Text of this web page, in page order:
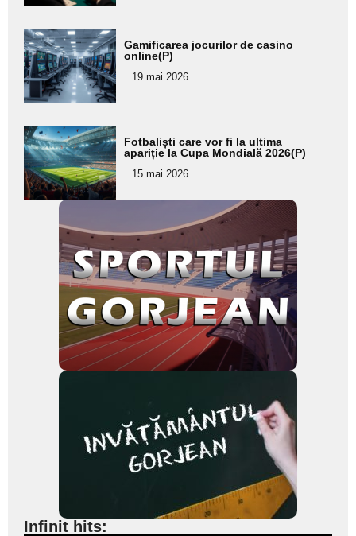
Adaugă
aici textul
pentru
subtitlu
Gamificarea jocurilor de casino
online(P)
19 mai 2026
Adaugă
aici textul
pentru
subtitlu
Fotbaliști care vor fi la ultima
apariție la Cupa Mondială 2026(P)
15 mai 2026
Infinit hits: